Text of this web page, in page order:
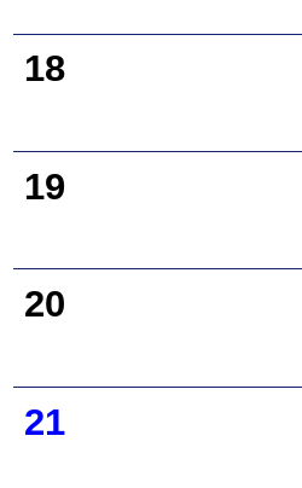
18
19
20
21